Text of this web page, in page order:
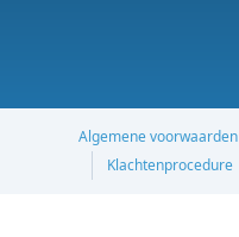
Algemene voorwaarden
Klachtenprocedure